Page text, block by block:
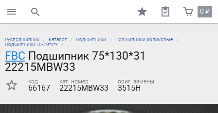
поиск по каталогу 0₽
Русподшипник Каталог Подшипники Подшипники роликовые
Подшипники 70-79*х*х
FBC Подшипник 75*130*31
22215MBW33
код
66167
кат. номер
22215MBW33
ориг. замены
3515Н